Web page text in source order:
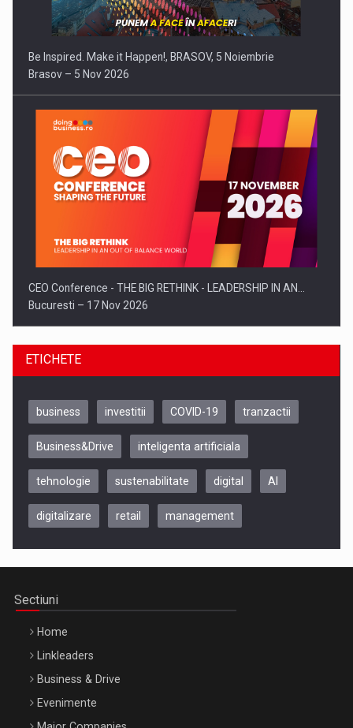
Be Inspired. Make it Happen!, BRASOV, 5 Noiembrie
Brasov – 5 Nov 2026
CEO Conference - THE BIG RETHINK - LEADERSHIP IN AN…
Bucuresti – 17 Nov 2026
Be Inspired. Make it Happen!, CLUJ, 9 Decembrie
ETICHETE
business investitii COVID-19 tranzactii
Business&Drive inteligenta artificiala
tehnologie sustenabilitate digital AI
digitalizare retail management
Sectiuni
Home
Linkleaders
Business & Drive
Evenimente